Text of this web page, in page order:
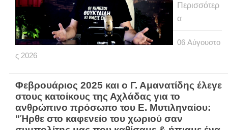
Περισσότερ
α
06 Αύγουστο
ς 2026
Φεβρουάριος 2025 και ο Γ. Αμανατίδης έλεγε
στους κατοίκους της Αχλάδας για το
ανθρώπινο πρόσωπο του Ε. Μυτιληναίου:
"Ήρθε στο καφενείο του χωριού σαν